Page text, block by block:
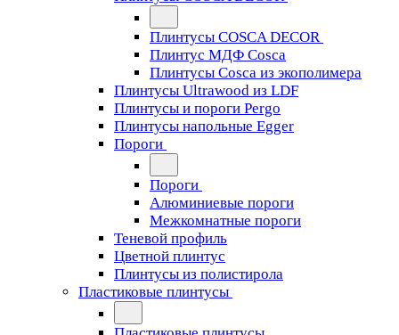
Плинтусы COSCA DECOR
Плинтус МДФ Cosca
Плинтусы Cosca из экополимера
Плинтусы Ultrawood из LDF
Плинтусы и пороги Pergo
Плинтусы напольные Egger
Пороги
Пороги
Алюминиевые пороги
Межкомнатные пороги
Теневой профиль
Цветной плинтус
Плинтусы из полистирола
Пластиковые плинтусы